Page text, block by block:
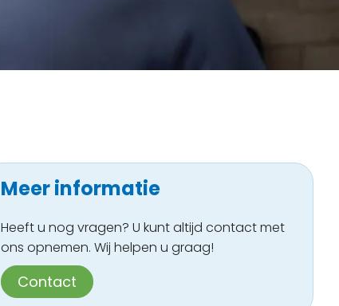
Meer informatie
Heeft u nog vragen? U kunt altijd contact met
ons opnemen. Wij helpen u graag!
Contact